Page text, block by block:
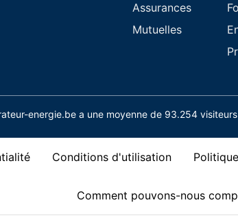
Assurances
Mutuelles
energie.be a une moyenne de 93.254
Conditions d'utilisation
Comment pouvons-nous